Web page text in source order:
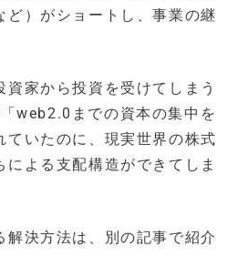
ど）がショートし、事業の継
資家から投資を受けてしまう
web2.0までの資本の集中を
ていたのに、現実世界の株式
よる支配構造ができてしま
解決方法は、別の記事で紹介